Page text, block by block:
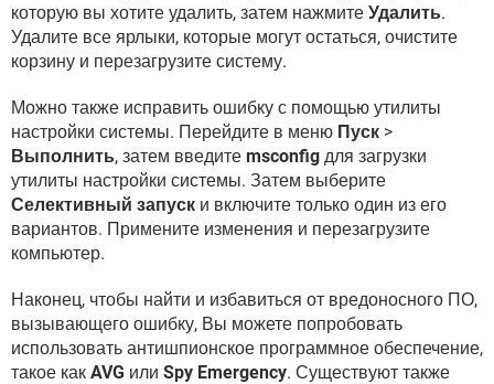
которую вы хотите удалить, затем нажмите Удалить.
Удалите все ярлыки, которые могут остаться, очистите
корзину и перезагрузите систему.
Можно также исправить ошибку с помощью утилиты
настройки системы. Перейдите в меню Пуск >
Выполнить, затем введите msconfig для загрузки
утилиты настройки системы. Затем выберите
Селективный запуск и включите только один из его
вариантов. Примените изменения и перезагрузите
компьютер.
Наконец, чтобы найти и избавиться от вредоносного ПО,
вызывающего ошибку, Вы можете попробовать
использовать антишпионское программное обеспечение,
такое как AVG или Spy Emergency. Существуют также